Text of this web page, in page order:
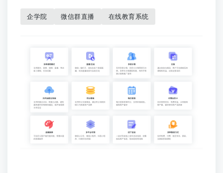
企学院 微信群直播 在线教育系统